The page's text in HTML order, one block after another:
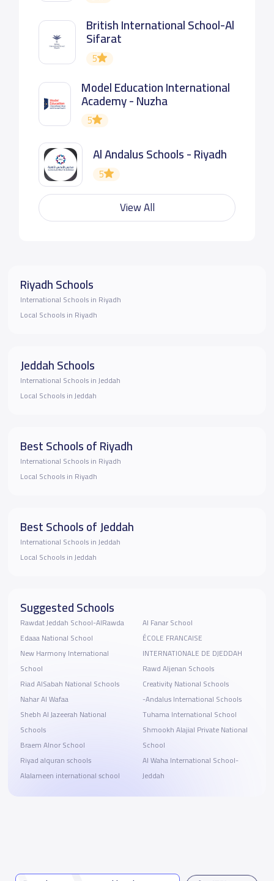
British International School-Al
Sifarat
5
Model Education International
Academy - Nuzha
5
Al Andalus Schools - Riyadh
5
View All
Riyadh Schools
International Schools in Riyadh
Local Schools in Riyadh
Jeddah Schools
International Schools in Jeddah
Local Schools in Jeddah
Best Schools of Riyadh
International Schools in Riyadh
Local Schools in Riyadh
Best Schools of Jeddah
International Schools in Jeddah
Local Schools in Jeddah
Suggested Schools
Rawdat Jeddah School-AlRawda
Edaaa National School
New Harmony International
School
Riad AlSabah National Schools
Nahar Al Wafaa
Shebh Al Jazeerah National
Schools
Braem Alnor School
Riyad alquran schools
Alalameen international school
Al Fanar School
ÉCOLE FRANCAISE
INTERNATIONALE DE DJEDDAH
Rawd Aljenan Schools
Creativity National Schools
-Andalus International Schools
Tuhama International School
Shmookh Alajial Private National
School
Al Waha International School-
Jeddah